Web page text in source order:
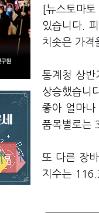
[뉴스토마
있습니다.
치솟은 가격
통계청 상
상승했습니
좋아 얼마나
품목별로는
또 다른 장
지수는